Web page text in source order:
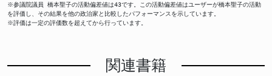
※参議院議員 橋本聖子の活動偏差値は43です。この活動偏差値はユーザーが橋本聖子の活動
を評価し、その結果を他の政治家と比較したパフォーマンスを示しています。
※評価は一定の評価数を超えてから行っています。
関連書籍